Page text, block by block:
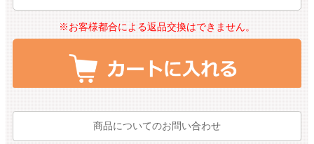
※お客様都合による返品交換はできません。
商品についてのお問い合わせ